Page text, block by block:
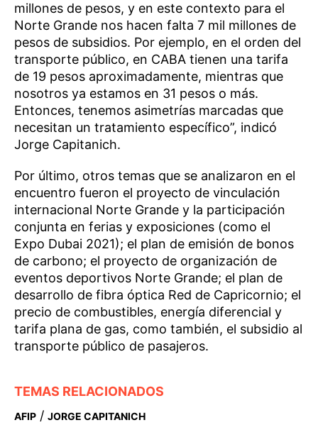
millones de pesos, y en este contexto para el
Norte Grande nos hacen falta 7 mil millones de
pesos de subsidios. Por ejemplo, en el orden del
transporte público, en CABA tienen una tarifa
de 19 pesos aproximadamente, mientras que
nosotros ya estamos en 31 pesos o más.
Entonces, tenemos asimetrías marcadas que
necesitan un tratamiento específico”, indicó
Jorge Capitanich.
Por último, otros temas que se analizaron en el
encuentro fueron el proyecto de vinculación
internacional Norte Grande y la participación
conjunta en ferias y exposiciones (como el
Expo Dubai 2021); el plan de emisión de bonos
de carbono; el proyecto de organización de
eventos deportivos Norte Grande; el plan de
desarrollo de fibra óptica Red de Capricornio; el
precio de combustibles, energía diferencial y
tarifa plana de gas, como también, el subsidio al
transporte público de pasajeros.
TEMAS RELACIONADOS
AFIP / JORGE CAPITANICH